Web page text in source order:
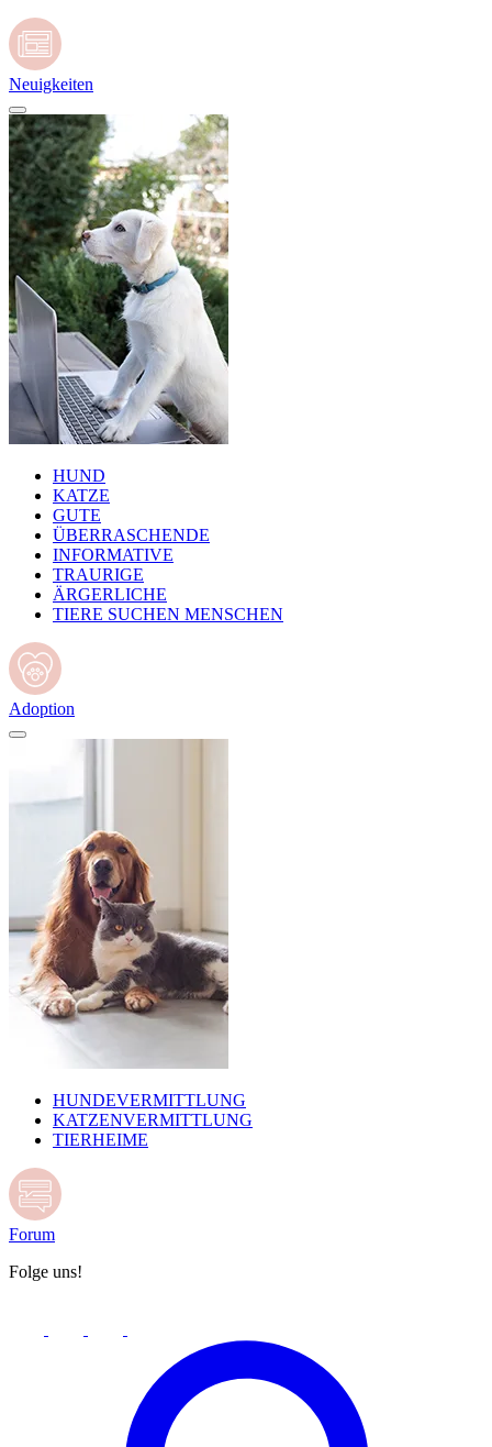
Neuigkeiten
HUND
KATZE
GUTE
ÜBERRASCHENDE
INFORMATIVE
TRAURIGE
ÄRGERLICHE
TIERE SUCHEN MENSCHEN
Adoption
HUNDEVERMITTLUNG
KATZENVERMITTLUNG
TIERHEIME
Forum
Folge uns!